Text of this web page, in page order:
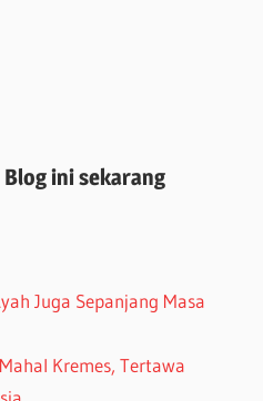
Blog ini sekarang
Juga Sepanjang Masa
Kremes, Tertawa